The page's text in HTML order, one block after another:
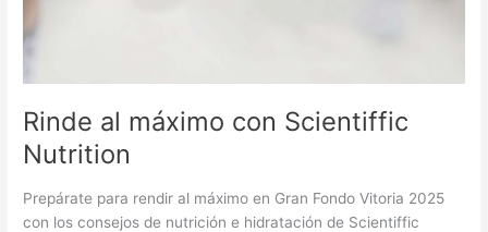
Rinde al máximo con Scientiffic
Nutrition
Prepárate para rendir al máximo en Gran Fondo Vitoria 2025
con los consejos de nutrición e hidratación de Scientiffic